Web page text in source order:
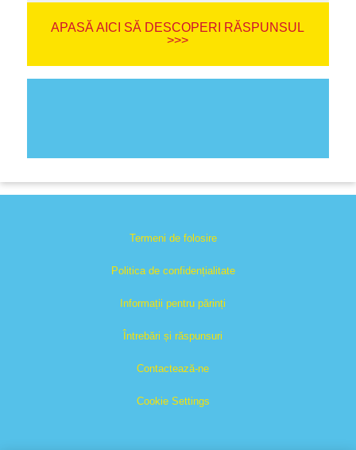
APASĂ AICI SĂ DESCOPERI RĂSPUNSUL
>>>
Termeni de folosire
Politica de confidențialitate
Informații pentru părinți
Întrebări și răspunsuri
Contactează-ne
Cookie Settings